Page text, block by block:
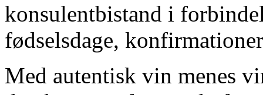
konsulentbistand i
fødselsdage,
Med autentisk vin menes